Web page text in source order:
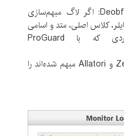
پشتیبانی از Deobfuscation: اگر لاگ مبهم‌سازی
کلاس اصلی، متد و اسامی
فیلدهای برنامه‌های کاربردی که با ProGuard
Zelix KlassMaster ،yGuard و Allatori مبهم شده‌اند را